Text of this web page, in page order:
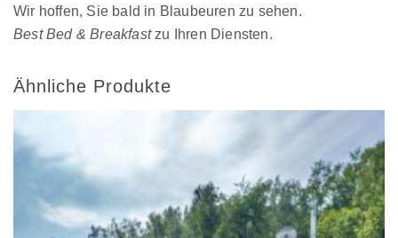
Wir hoffen, Sie bald in Blaubeuren zu sehen.
Best Bed & Breakfastzu Ihren Diensten.
Ähnliche Produkte